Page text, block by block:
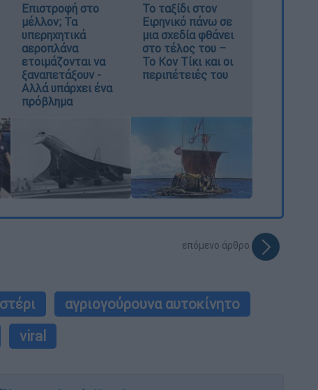
Επιστροφή στο
μέλλον; Τα
υπερηχητικά
αεροπλάνα
ετοιμάζονται να
ξαναπετάξουν -
Αλλά υπάρχει ένα
πρόβλημα
Το ταξίδι στον
Ειρηνικό πάνω σε
μια σχεδία φθάνει
στο τέλος του –
Το Κον Τίκι και οι
περιπέτειές του
επόμενο άρθρο
αγριογούρουνα αυτοκίνητο
viral